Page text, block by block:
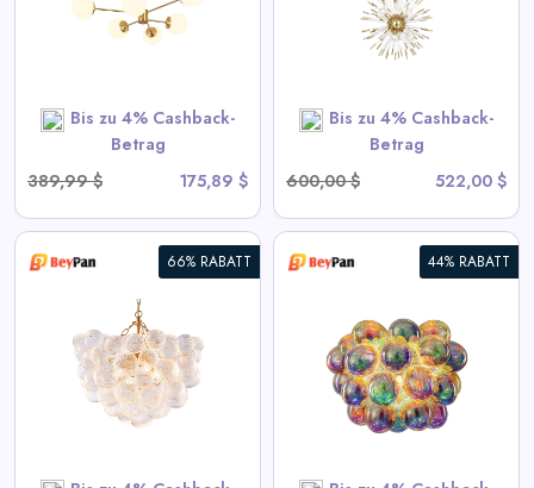
Bis zu 4% Cashback-
Betrag
389,99 $
175,89 $
Bis zu 4% Cashback-
Betrag
600,00 $
522,00 $
View All BeyPan Deals
SHOP NOW
66% RABATT 44% RABATT
Blubbernde Deckenleuchte mit
irisierendem Cognac getöntem
View All BeyPan Deals